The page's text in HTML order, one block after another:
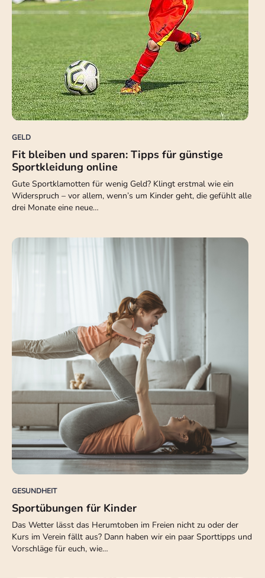
GELD
Fit bleiben und sparen: Tipps für günstige
Sportkleidung online
Gute Sportklamotten für wenig Geld? Klingt erstmal wie ein
Widerspruch – vor allem, wenn’s um Kinder geht, die gefühlt alle
drei Monate eine neue…
GESUNDHEIT
Sportübungen für Kinder
Das Wetter lässt das Herumtoben im Freien nicht zu oder der
Kurs im Verein fällt aus? Dann haben wir ein paar Sporttipps und
Vorschläge für euch, wie…